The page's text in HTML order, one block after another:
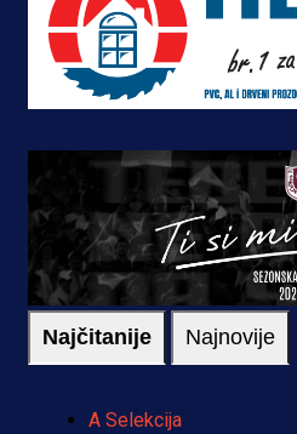
Najčitanije Najnovije
A Selekcija